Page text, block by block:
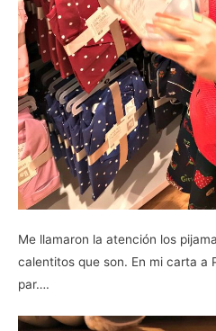
Me llamaron la atención los
calentitos que son. En mi carta a
par….